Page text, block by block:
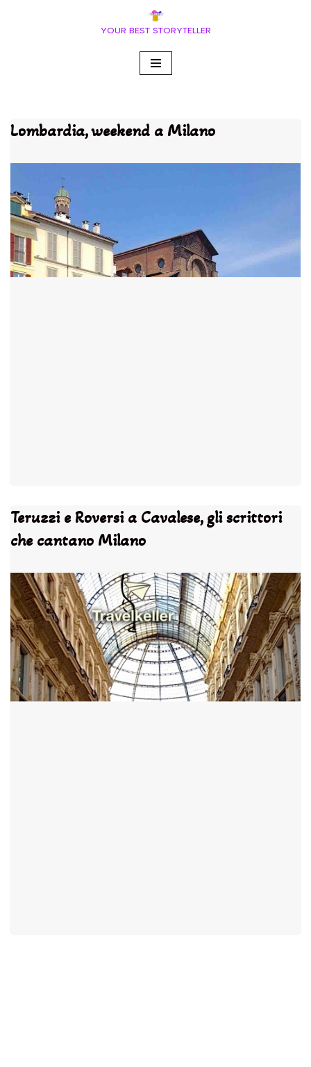
YOUR BEST STORYTELLER
Lombardia, weekend a Milano
Teruzzi e Roversi a Cavalese, gli scrittori
che cantano Milano